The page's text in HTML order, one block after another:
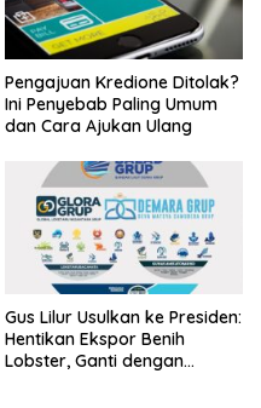
Pengajuan Kredione Ditolak?
Ini Penyebab Paling Umum
dan Cara Ajukan Ulang
Gus Lilur Usulkan ke Presiden:
Hentikan Ekspor Benih
Lobster, Ganti dengan